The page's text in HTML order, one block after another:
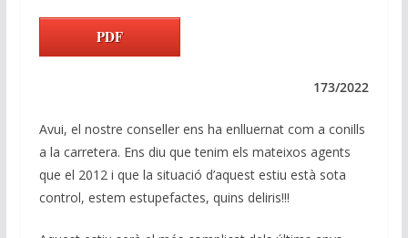
n
k
e
n
ac
e
b
o
k
p
p
m n
k
PDF
173/2022
Avui, el nostre conseller ens ha enlluernat com a conills
a la carretera. Ens diu que tenim els mateixos agents
que el 2012 i que la situació d’aquest estiu està sota
control, estem estupefactes, quins deliris!!!